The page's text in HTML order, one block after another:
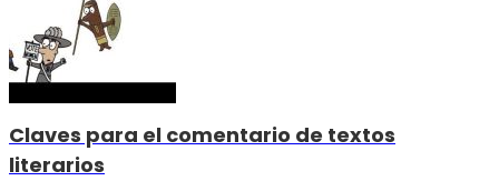
Claves para el comentario de textos
literarios